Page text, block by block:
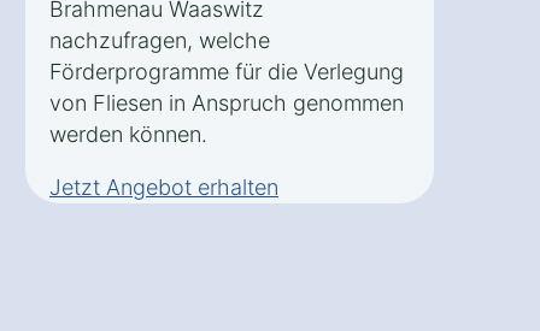
Brahmenau Waaswitz
nachzufragen, welche
Förderprogramme für die Verlegung
von Fliesen in Anspruch genommen
werden können.
Jetzt Angebot erhalten